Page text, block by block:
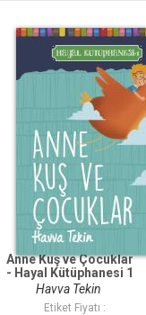
Anne Kuş ve Çocuklar
- Hayal Kütüphanesi 1
Havva Tekin
Etiket Fiyatı :